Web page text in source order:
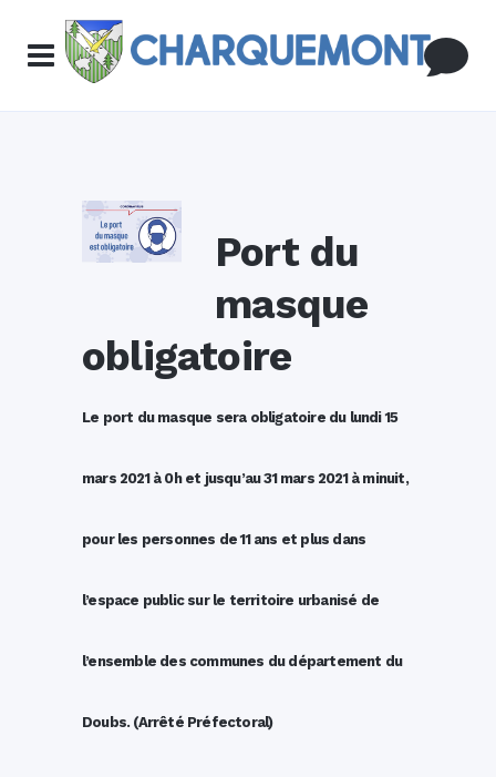
Port du
masque
obligatoire
Le port du masque sera obligatoire du lundi 15
mars 2021 à 0h et jusqu’au 31 mars 2021 à minuit,
pour les personnes de 11 ans et plus dans
l’espace public sur le territoire urbanisé de
l’ensemble des communes du département du
Doubs. (Arrêté Préfectoral)